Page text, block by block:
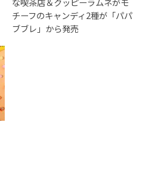
チーフのキャンディ2種が「パパ
ブブレ」から発売